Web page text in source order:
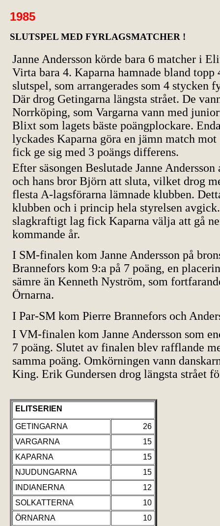
1985
SLUTSPEL MED FYRLAGSMATCHER !
Janne Andersson körde bara 6 matcher i
Virta bara 4. Kaparna hamnade bland
slutspel, som arrangerades som 4 stycken
Där drog Getingarna längsta strået. De
Norrköping, som Vargarna vann med
Blixt som lagets bäste poängplockare.
lyckades Kaparna göra en jämn match
fick ge sig med 3 poängs differens.
Efter säsongen Beslutade Janne
och hans bror Björn att sluta, vilket drog
flesta A-lagsförarna lämnade klubben.
klubben och i princip hela styrelsen
slagkraftigt lag fick Kaparna välja att gå
kommande år.
I SM-finalen kom Janne Andersson på
Brannefors kom 9:a på 7 poäng, en
sämre än Kenneth Nyström, som
Örnarna.
I Par-SM kom Pierre Brannefors och
I VM-finalen kom Janne Andersson som
7 poäng. Slutet av finalen blev rafflande
samma poäng. Omkörningen vann
King. Erik Gundersen drog längsta strået
ELITSERIEN
GETINGARNA
26
VARGARNA
15
KAPARNA
15
NJUDUNGARNA
15
INDIANERNA
12
SOLKATTERNA
10
ÖRNARNA
10